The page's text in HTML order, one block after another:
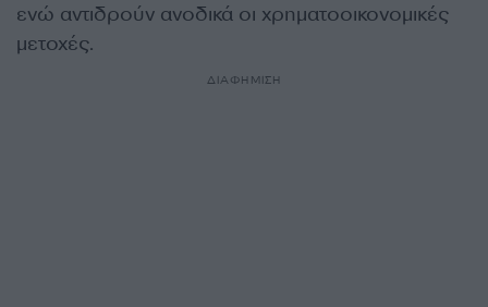
ενώ αντιδρούν ανοδικά οι χρηματοοικονομικές
μετοχές.
ΔΙΑΦΗΜΙΣΗ